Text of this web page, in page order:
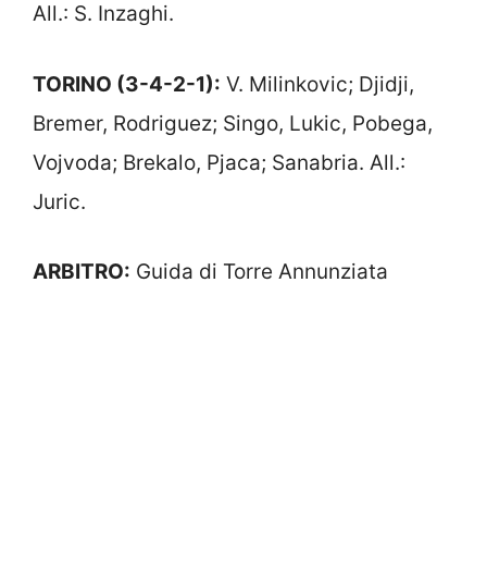
All.: S. Inzaghi.
TORINO (3-4-2-1): V. Milinkovic; Djidji,
Bremer, Rodriguez; Singo, Lukic, Pobega,
Vojvoda; Brekalo, Pjaca; Sanabria. All.:
Juric.
ARBITRO: Guida di Torre Annunziata